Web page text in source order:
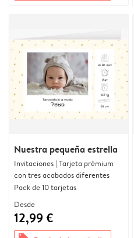
Nuestra pequeña estrella
Invitaciones | Tarjeta prémium
con tres acabados diferentes
Pack de 10 tarjetas
Desde
12,99 €